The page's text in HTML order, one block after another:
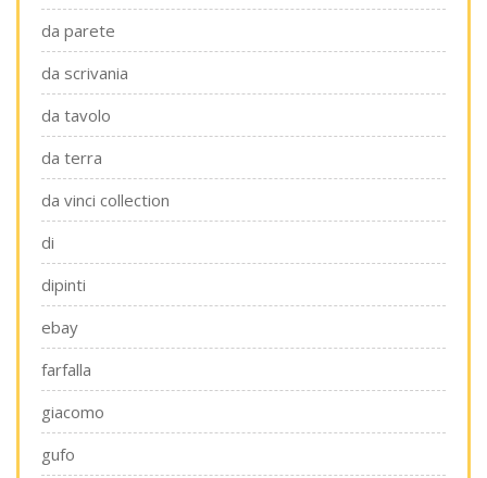
da parete
da scrivania
da tavolo
da terra
da vinci collection
di
dipinti
ebay
farfalla
giacomo
gufo